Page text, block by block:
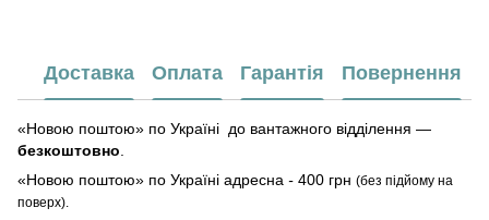
Доставка Оплата Гарантія Повернення
«Новою поштою» по Україні до вантажного відділення —
безкоштовно
«Новою поштою» по Україні адресна - 400 грн (без підйому на
поверх).